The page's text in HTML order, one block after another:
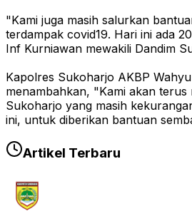
"Kami juga masih salurkan
terdampak covid19. Hari ini ada
Inf Kurniawan mewakili Dandim
Kapolres Sukoharjo AKBP
menambahkan, "Kami akan terus
Sukoharjo yang masih
ini, untuk diberikan bantuan
Artikel Terbaru